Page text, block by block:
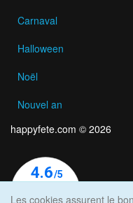
Carnaval
Halloween
Noël
Nouvel an
happyfete.com © 2026
Les cookies assurent le